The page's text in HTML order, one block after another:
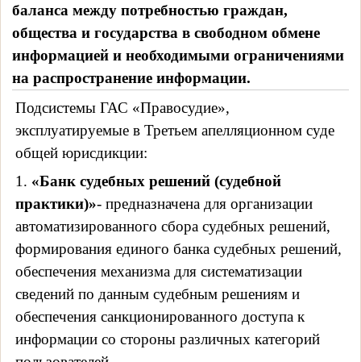
баланса между потребностью граждан,
общества и государства в свободном обмене
информацией и необходимыми ограничениями
на распространение информации.
Подсистемы ГАС «Правосудие»,
эксплуатируемые в Третьем апелляционном суде
общей юрисдикции:
1. «Банк судебных решений (судебной
практики)»- предназначена для организации
автоматизированного сбора судебных решений,
формирования единого банка судебных решений,
обеспечения механизма для систематизации
сведений по данным судебным решениям и
обеспечения санкционированного доступа к
информации со стороны различных категорий